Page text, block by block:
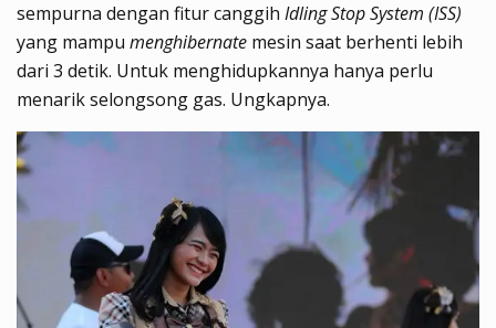
sempurna dengan fitur canggih Idling Stop System (ISS)
yang mampu menghibernate mesin saat berhenti lebih
dari 3 detik. Untuk menghidupkannya hanya perlu
menarik selongsong gas. Ungkapnya.